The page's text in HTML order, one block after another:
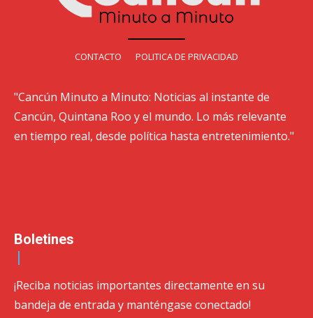
CONTACTO POLITICA DE PRIVACIDAD
"Cancún Minuto a Minuto: Noticias al instante de
Cancún, Quintana Roo y el mundo. Lo más relevante
en tiempo real, desde política hasta entretenimiento."
Boletines
¡Reciba noticias importantes directamente en su
bandeja de entrada y manténgase conectado!